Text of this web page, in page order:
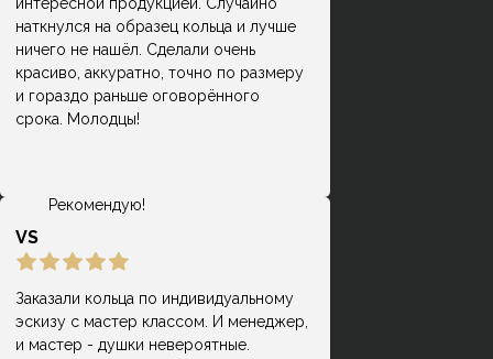
наткнулся на образец кольца и лучше
ничего не нашёл. Сделали очень
красиво, аккуратно, точно по размеру
и гораздо раньше оговорённого
срока. Молодцы!
Заказали кольца по индивидуальному
эскизу с мастер классом. И менеджер,
и мастер - душки невероятные.
VS
где можно сделать интересные
кольца из своего металла. Очень
благодарна мастеру и
администратору, которые
достаточно подробно отвечали на
Рекомендую!
Раиса Дёмкина